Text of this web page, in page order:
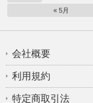
« 5月
会社概要
利用規約
特定商取引法